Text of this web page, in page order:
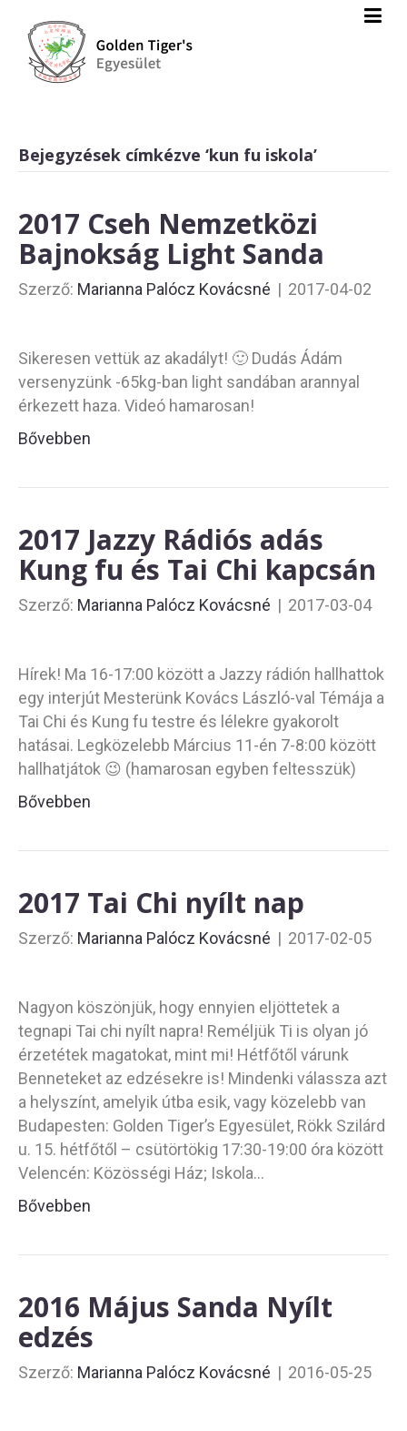
Bejegyzések címkézve ‘kun fu iskola’
2017 Cseh Nemzetközi
Bajnokság Light Sanda
Szerző: Marianna Palócz Kovácsné | 2017-04-02
Sikeresen vettük az akadályt! 🙂 Dudás Ádám
versenyzünk -65kg-ban light sandában arannyal
érkezett haza. Videó hamarosan!
Bővebben
2017 Jazzy Rádiós adás
Kung fu és Tai Chi kapcsán
Szerző: Marianna Palócz Kovácsné | 2017-03-04
Hírek! Ma 16-17:00 között a Jazzy rádión hallhattok
egy interjút Mesterünk Kovács László-val Témája a
Tai Chi és Kung fu testre és lélekre gyakorolt
hatásai. Legközelebb Március 11-én 7-8:00 között
hallhatjátok 😉 (hamarosan egyben feltesszük)
Bővebben
2017 Tai Chi nyílt nap
Szerző: Marianna Palócz Kovácsné | 2017-02-05
Nagyon köszönjük, hogy ennyien eljöttetek a
tegnapi Tai chi nyílt napra! Reméljük Ti is olyan jó
érzetétek magatokat, mint mi! Hétfőtől várunk
Benneteket az edzésekre is! Mindenki válassza azt
a helyszínt, amelyik útba esik, vagy közelebb van
Budapesten: Golden Tiger’s Egyesület, Rökk Szilárd
u. 15. hétfőtől – csütörtökig 17:30-19:00 óra között
Velencén: Közösségi Ház; Iskola…
Bővebben
2016 Május Sanda Nyílt
edzés
Szerző: Marianna Palócz Kovácsné | 2016-05-25